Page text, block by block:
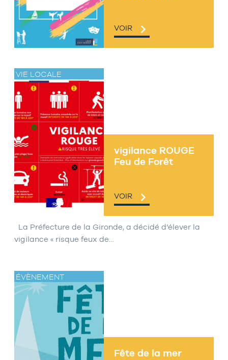
VOIR
VIE LOCALE
vigilance ROUGE
Feu de Forêt
VOIR
La Préfecture de la Gironde, a décidé d’élever la
vigilance « risque feux de…
ÉVÈNEMENT
Fête de la mer